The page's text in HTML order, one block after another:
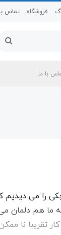
فروشگاه تماس
با ما
را می
ما هم
تقریبا نا